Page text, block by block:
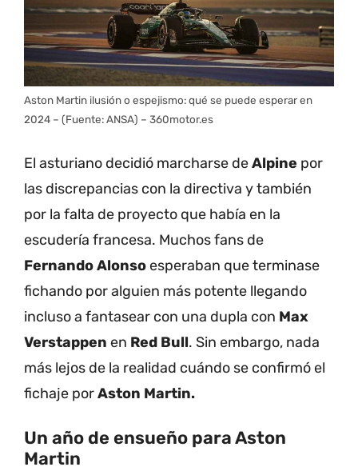
Aston Martin ilusión o espejismo: qué se puede esperar en
2024 – (Fuente: ANSA) – 360motor.es
El asturiano decidió marcharse deAlpine por
las discrepancias con la directiva y también
por la falta de proyecto que había en la
escudería francesa. Muchos fans de
Fernando Alonsoesperaban que terminase
fichando por alguien más potente llegando
incluso a fantasear con una dupla con Max
Verstappen en Red Bull. Sin embargo, nada
más lejos de la realidad cuándo se confirmó el
fichaje porAston Martin.
Un año de ensueño para Aston
Martin